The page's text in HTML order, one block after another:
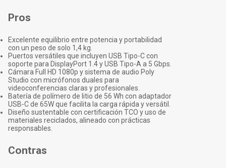
Pros
Excelente equilibrio entre potencia y portabilidad
con un peso de solo 1,4 kg.
Puertos versátiles que incluyen USB Tipo-C con
soporte para DisplayPort 1.4 y USB Tipo-A a 5 Gbps.
Cámara Full HD 1080p y sistema de audio Poly
Studio con micrófonos duales para
videoconferencias claras y profesionales.
Batería de polímero de litio de 56 Wh con adaptador
USB-C de 65W que facilita la carga rápida y versátil.
Diseño sustentable con certificación TCO y uso de
materiales reciclados, alineado con prácticas
responsables.
Contras